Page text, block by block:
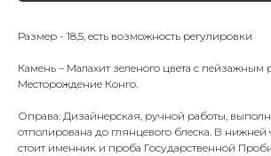
Размер - 18,5, есть возможность регулировки
Камень – Малахит зеленого цвета с пейзажным
Месторождение Конго.
Оправа: Дизайнерская, ручной работы,
отполирована до глянцевого блеска. В
стоит именник и проба Государственной